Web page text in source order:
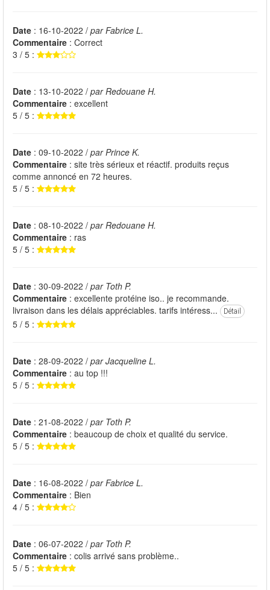
Date : 16-10-2022 / par Fabrice L.
Commentaire : Correct
3 / 5 :
Date : 13-10-2022 / par Redouane H.
Commentaire : excellent
5 / 5 :
Date : 09-10-2022 / par Prince K.
Commentaire : site très sérieux et réactif. produits reçus
comme annoncé en 72 heures.
5 / 5 :
Date : 08-10-2022 / par Redouane H.
Commentaire : ras
5 / 5 :
Date : 30-09-2022 / par Toth P.
Commentaire : excellente protéine iso.. je recommande.
livraison dans les délais appréciables. tarifs intéress...
Détail
5 / 5 :
Date : 28-09-2022 / par Jacqueline L.
Commentaire : au top !!!
5 / 5 :
Date : 21-08-2022 / par Toth P.
Commentaire : beaucoup de choix et qualité du service.
5 / 5 :
Date : 16-08-2022 / par Fabrice L.
Commentaire : Bien
4 / 5 :
Date : 06-07-2022 / par Toth P.
Commentaire : colis arrivé sans problème..
5 / 5 :